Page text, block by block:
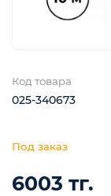
Код товара
025-340673
6003 тг.